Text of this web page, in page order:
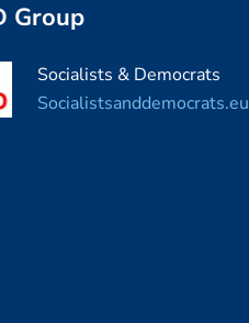
Group
Socialists & Democrats
Socialistsanddemocrats.eu